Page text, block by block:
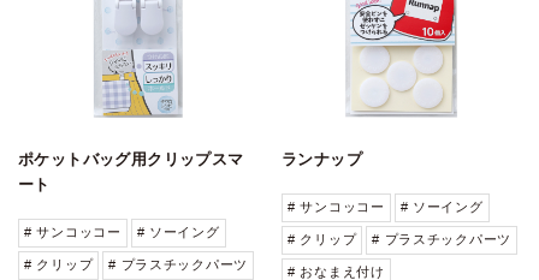
ポケットバッグ用クリップスマ
ート
# サンコッコー # ソーイング
# クリップ # プラスチックパーツ
ランナップ
# サンコッコー # ソーイング
# クリップ # プラスチックパーツ
# おなまえ付け